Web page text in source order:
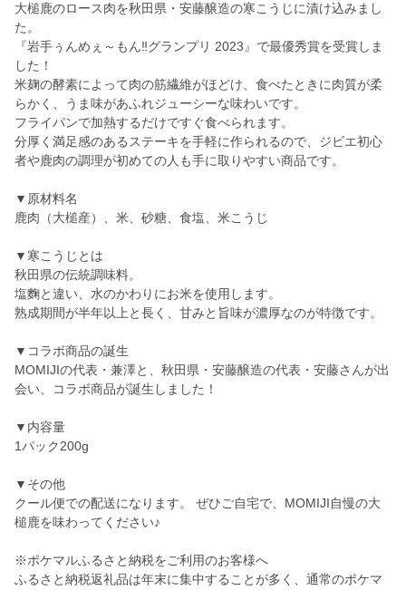
大槌鹿のロース肉を秋田県・安藤醸造の寒こうじに漬け込みまし
た。
『岩手ぅんめぇ～もん‼グランプリ 2023』で最優秀賞を受賞しま
した！
米麹の酵素によって肉の筋繊維がほどけ、食べたときに肉質が柔
らかく、うま味があふれジューシーな味わいです。
フライパンで加熱するだけですぐ食べられます。
分厚く満足感のあるステーキを手軽に作られるので、ジビエ初心
者や鹿肉の調理が初めての人も手に取りやすい商品です。
▼原材料名
鹿肉（大槌産）、米、砂糖、食塩、米こうじ
▼寒こうじとは
秋田県の伝統調味料。
塩麴と違い、水のかわりにお米を使用します。
熟成期間が半年以上と長く、甘みと旨味が濃厚なのが特徴です。
▼コラボ商品の誕生
MOMIJIの代表・兼澤と、秋田県・安藤醸造の代表・安藤さんが出
会い、コラボ商品が誕生しました！
▼内容量
1パック200g
▼その他
クール便での配送になります。 ぜひご自宅で、MOMIJI自慢の大
槌鹿を味わってください♪
※ポケマルふるさと納税をご利用のお客様へ
ふるさと納税返礼品は年末に集中することが多く、通常のポケマ